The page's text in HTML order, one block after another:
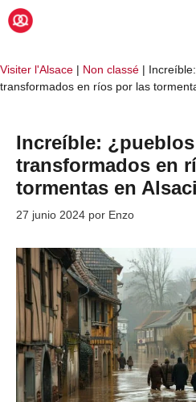
Saltar
Visiter l'Alsace | Non classé |
transformados en ríos por las
Increíble:
transformados en
tormentas en
27 junio 2024 por Enzo